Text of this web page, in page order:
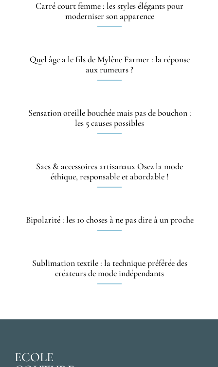
Carré court femme : les styles élégants pour
moderniser son apparence
Quel âge a le fils de Mylène Farmer : la réponse
aux rumeurs ?
Sensation oreille bouchée mais pas de bouchon :
les 5 causes possibles
Sacs & accessoires artisanaux Osez la mode
éthique, responsable et abordable !
Bipolarité : les 10 choses à ne pas dire à un proche
Sublimation textile : la technique préférée des
créateurs de mode indépendants
ECOLE